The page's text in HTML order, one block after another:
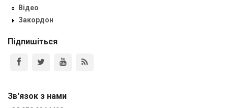
Відео
Закордон
Підпишіться
Зв'язок з нами